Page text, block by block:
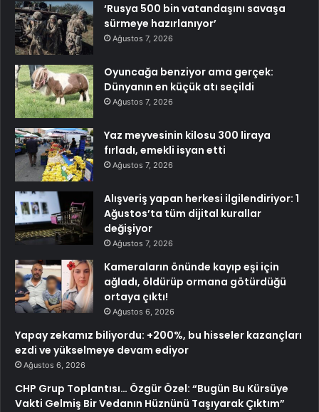
‘Rusya 500 bin vatandaşını savaşa
sürmeye hazırlanıyor’
Ağustos 7, 2026
Oyuncağa benziyor ama gerçek:
Dünyanın en küçük atı seçildi
Ağustos 7, 2026
Yaz meyvesinin kilosu 300 liraya
fırladı, emekli isyan etti
Ağustos 7, 2026
Alışveriş yapan herkesi ilgilendiriyor: 1
Ağustos’ta tüm dijital kurallar
değişiyor
Ağustos 7, 2026
Kameraların önünde kayıp eşi için
ağladı, öldürüp ormana götürdüğü
ortaya çıktı!
Ağustos 6, 2026
Yapay zekamız biliyordu: +200%, bu hisseler kazançları
ezdi ve yükselmeye devam ediyor
Ağustos 6, 2026
CHP Grup Toplantısı… Özgür Özel: “Bugün Bu Kürsüye
Vakti Gelmiş Bir Vedanın Hüznünü Taşıyarak Çıktım”